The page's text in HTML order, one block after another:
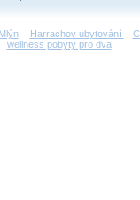
Harrachov ubytování
wellness pobyty pro dva